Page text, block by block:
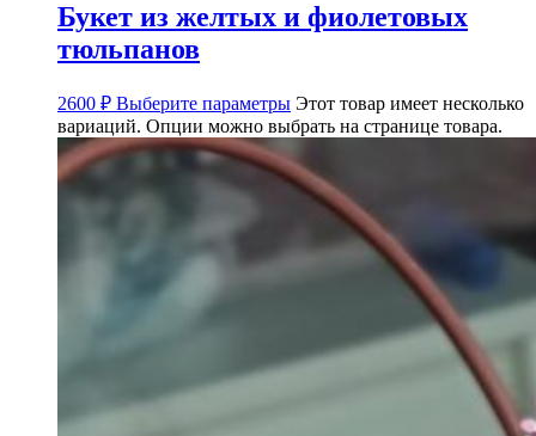
Букет из желтых и фиолетовых
тюльпанов
2600 ₽ Выберите параметры Этот товар имеет несколько
вариаций. Опции можно выбрать на странице товара.